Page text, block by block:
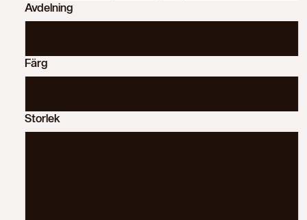
Avdelning
Färg
Storlek